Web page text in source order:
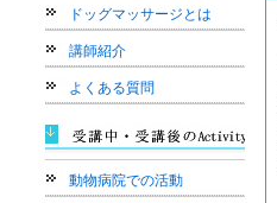
ドッグマッサージとは
講師紹介
よくある質問
動物病院での活動